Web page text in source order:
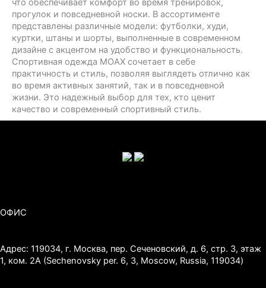
что обеспечивает комфорт во время тренировок,
прогулок и повседневной носки. В ассортименте
представлены различные модели: футболки, худи,
куртки, штаны и шорты, выполненные в современном
дизайне с акцентом на удобство и функциональность.
Спортивная одежда MOAX сочетает в себе
практичность и стиль, позволяя выглядеть отлично как
во время активных занятий, так и в повседневной
жизни. Это надежный выбор для тех, кто ценит
качество и современный спортивный стиль.
ОФИС
Адрес: 119034, г. Москва, пер. Сеченовский, д. 6, стр. 3, этаж
1, ком. 2А (Sechenovsky per. 6, 3, Moscow, Russia, 119034)